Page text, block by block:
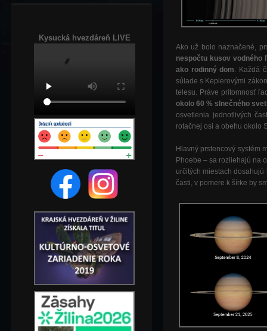
Kysucká hvezdáreň LIVE
Ako už bolo naznačené,
nespočtu kusov
ako rodinný dom. Každá
súlade s Keplerovými
telesu. Práve prítomnosť
okolo 60 % slnečného
osvetlenia jednotlivých
rotačnej osi a obehu okolo
Hlavný prstencový systém
Phoebe – sa rozliehajú na
určitých miestach dosahujú
časti, v pomere k šírke by